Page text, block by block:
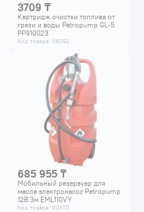
3709 ₸
Картридж очистки топлива от
грязи и воды Petropump GL-5
PP910023
Код товара: 86092
685 955 ₸
Мобильный резервуар для
масла электронасос Petropump
12В 3м EML110VY
Код товара: 80375